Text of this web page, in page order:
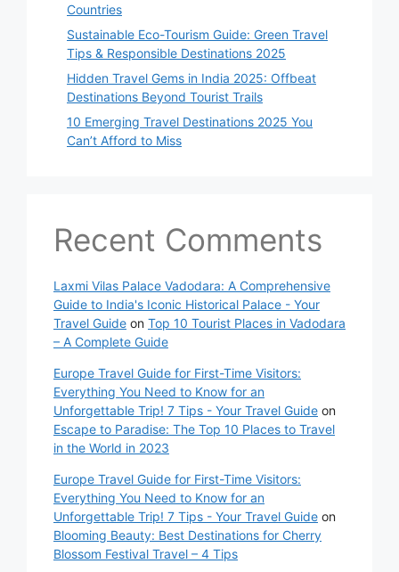
Countries
Sustainable Eco-Tourism Guide: Green Travel
Tips & Responsible Destinations 2025
Hidden Travel Gems in India 2025: Offbeat
Destinations Beyond Tourist Trails
10 Emerging Travel Destinations 2025 You
Can’t Afford to Miss
Recent Comments
Laxmi Vilas Palace Vadodara: A Comprehensive
Guide to India's Iconic Historical Palace - Your
Travel Guide on Top 10 Tourist Places in Vadodara
– A Complete Guide
Europe Travel Guide for First-Time Visitors:
Everything You Need to Know for an
Unforgettable Trip! 7 Tips - Your Travel Guide on
Escape to Paradise: The Top 10 Places to Travel
in the World in 2023
Europe Travel Guide for First-Time Visitors:
Everything You Need to Know for an
Unforgettable Trip! 7 Tips - Your Travel Guide on
Blooming Beauty: Best Destinations for Cherry
Blossom Festival Travel – 4 Tips